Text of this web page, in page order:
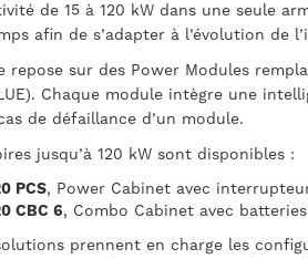
de 15 à 120 kW dans une seule
afin de s’adapter à l’évolution de
repose sur des Power Modules
Chaque module intègre une
de défaillance d’un module.
jusqu’à 120 kW sont disponibles :
PCS, Power Cabinet avec
CBC 6, Combo Cabinet avec
prennent en charge les